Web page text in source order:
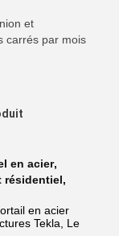
et
carrés par mois
en acier,
résidentiel,
en acier
Tekla, Le